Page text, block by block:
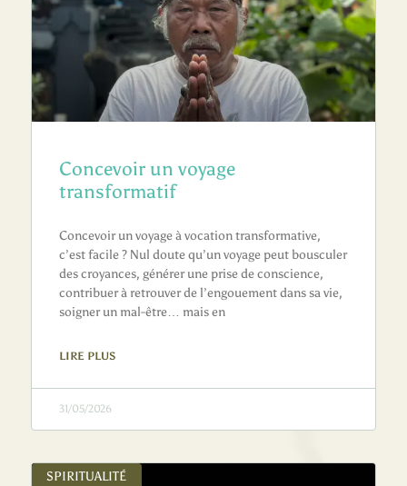
Concevoir un voyage
transformatif
Concevoir un voyage à vocation transformative,
c’est facile ? Nul doute qu’un voyage peut bousculer
des croyances, générer une prise de conscience,
contribuer à retrouver de l’engouement dans sa vie,
soigner un mal-être… mais en
LIRE PLUS
31/05/2026
SPIRITUALITÉ